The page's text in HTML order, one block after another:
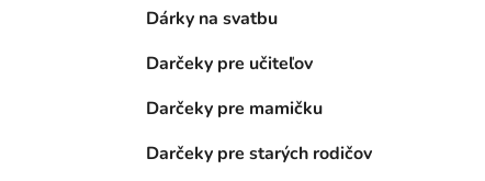
Dárky na svatbu
Darčeky pre učiteľov
Darčeky pre mamičku
Darčeky pre starých rodičov